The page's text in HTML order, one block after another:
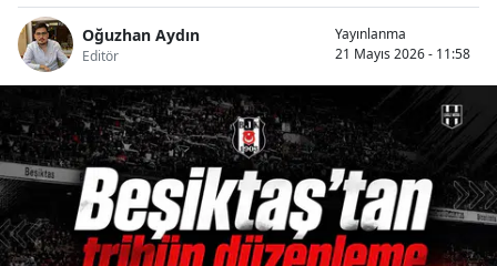
Oğuzhan Aydın
Editör
Yayınlanma
21 Mayıs 2026 - 11:58